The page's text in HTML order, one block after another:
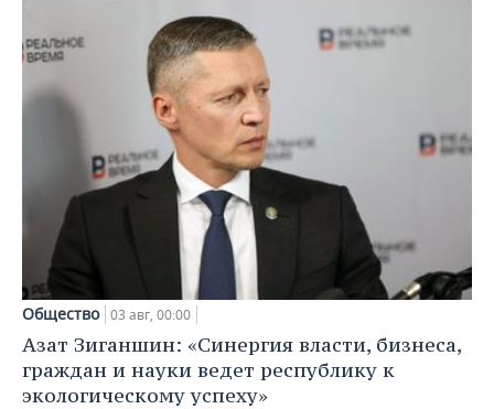
Общество 03 авг, 00:00
Азат Зиганшин: «Синергия власти, бизнеса,
граждан и науки ведет республику к
экологическому успеху»